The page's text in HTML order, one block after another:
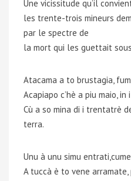
Une vicissitude qu’il
les trente-trois mineurs
par le spectre de
la mort qui les guettait
Atacama a to brustagia,
Acapiapo c’hè a piu maio,
Cù a so mina di i trentatrè
terra.
Unu à unu simu
A tuccà è to vene